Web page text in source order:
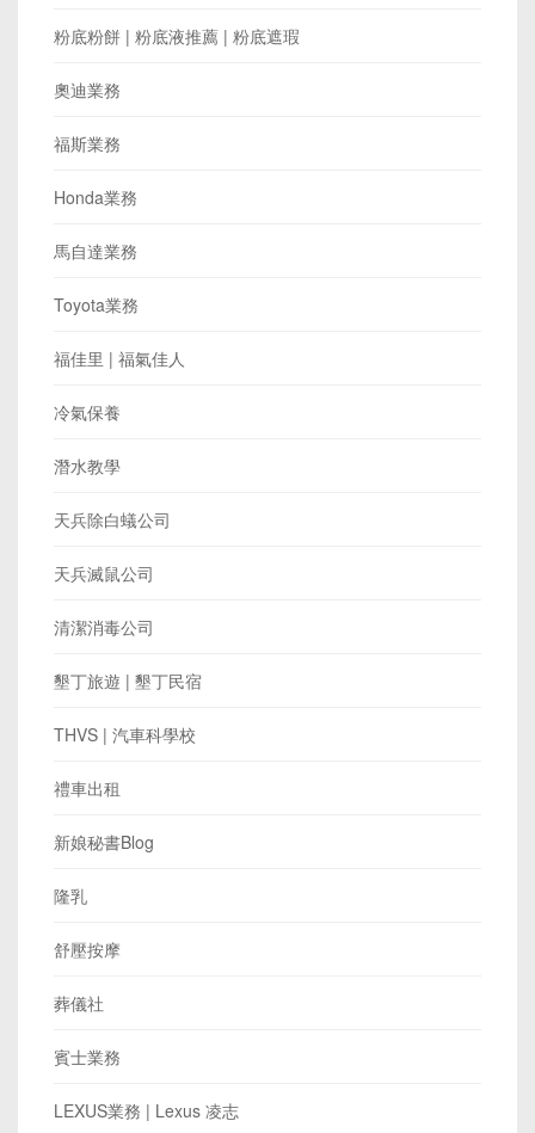
粉底粉餅 | 粉底液推薦 | 粉底遮瑕
奧迪業務
福斯業務
Honda業務
馬自達業務
Toyota業務
福佳里 | 福氣佳人
冷氣保養
潛水教學
天兵除白蟻公司
天兵滅鼠公司
清潔消毒公司
墾丁旅遊 | 墾丁民宿
THVS | 汽車科學校
禮車出租
新娘秘書Blog
隆乳
舒壓按摩
葬儀社
賓士業務
LEXUS業務 | Lexus 凌志